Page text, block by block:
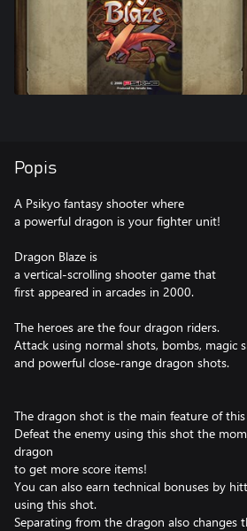
Popis
A Psikyo fantasy shooter where
a powerful dragon is your fighter unit!
Dragon Blaze is
a vertical-scrolling shooter game that
first appeared in arcades in 2000.
The heroes are the four dragon riders.
Attack using normal shots, bombs, magic
and powerful close-range dragon shots.
The dragon shot is the main feature of
Defeat the enemy using this shot the
dragon
to get more score items!
You can also earn technical bonuses by
using this shot.
Separating from the dragon also changes